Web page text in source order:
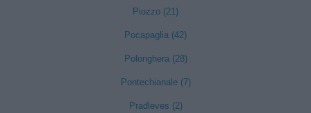
Piozzo (21)
Pocapaglia (42)
Polonghera (28)
Pontechianale (7)
Pradleves (2)